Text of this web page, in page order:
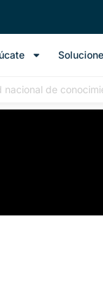
nacional de